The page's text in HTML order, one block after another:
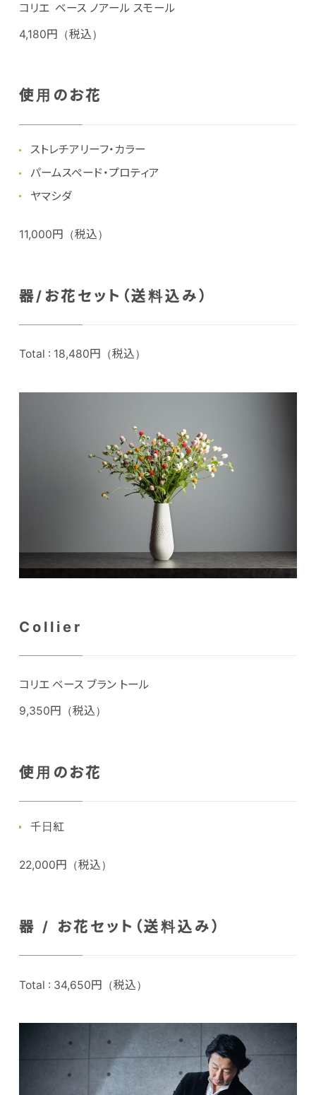
コリエ ベース ノアール スモール
4,180円（税込）
使用のお花
ストレチアリーフ・カラー
パームスペード・プロティア
ヤマシダ
11,000円（税込）
器/お花セット（送料込み）
Total : 18,480円（税込）
Collier
コリエ ベース ブラン トール
9,350円（税込）
使用のお花
千日紅
22,000円（税込）
器 / お花セット（送料込み）
Total : 34,650円（税込）